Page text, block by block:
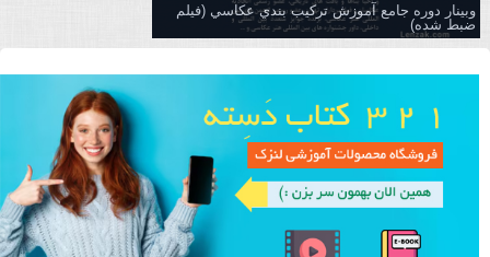
وبینار دوره جامع آموزش تركيب بندي عكاسي (فیلم
ضبط شده)